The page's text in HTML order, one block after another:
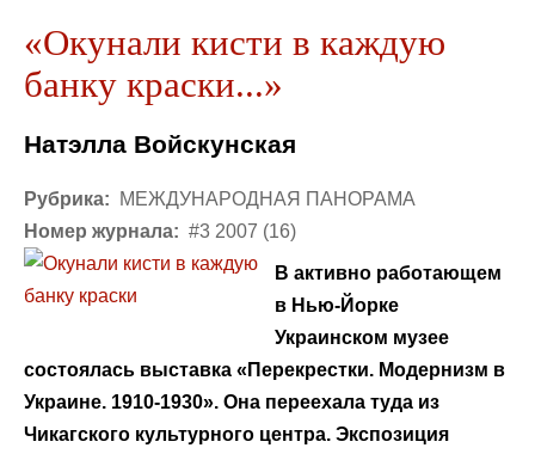
«Окунали кисти в каждую
банку краски...»
Натэлла Войскунская
Рубрика:
МЕЖДУНАРОДНАЯ ПАНОРАМА
Номер журнала: #3 2007 (16)
В активно работающем
в Нью-Йорке
Украинском музее
состоялась выставка «Перекрестки. Модернизм в
Украине. 1910-1930». Она переехала туда из
Чикагского культурного центра. Экспозиция